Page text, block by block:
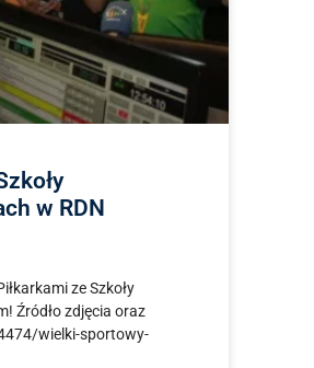
w RDN
ze Szkoły
Źródło zdjęcia oraz
wielki-sportowy-